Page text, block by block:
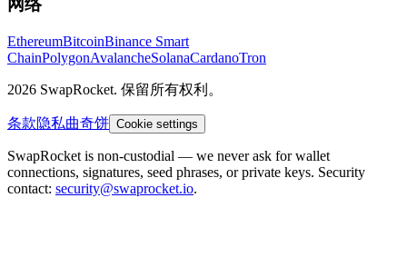
网络
EthereumBitcoinBinance Smart
ChainPolygonAvalancheSolanaCardanoTron
2026 SwapRocket. 保留所有权利。
条款隐私曲奇饼 Cookie settings
SwapRocket is non-custodial — we never ask for wallet
connections, signatures, seed phrases, or private keys. Security
contact: security@swaprocket.io.